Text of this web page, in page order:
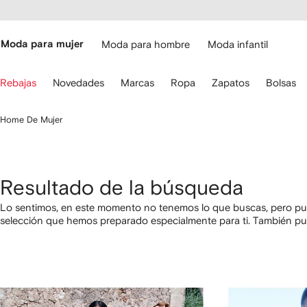
Moda para mujer Moda para hombre Moda infantil
Rebajas Novedades Marcas Ropa Zapatos Bolsas
Home De Mujer
Resultado de la búsqueda
Lo sentimos, en este momento no tenemos lo que buscas, pero
selección que hemos preparado especialmente para ti. También
1
2
3
4